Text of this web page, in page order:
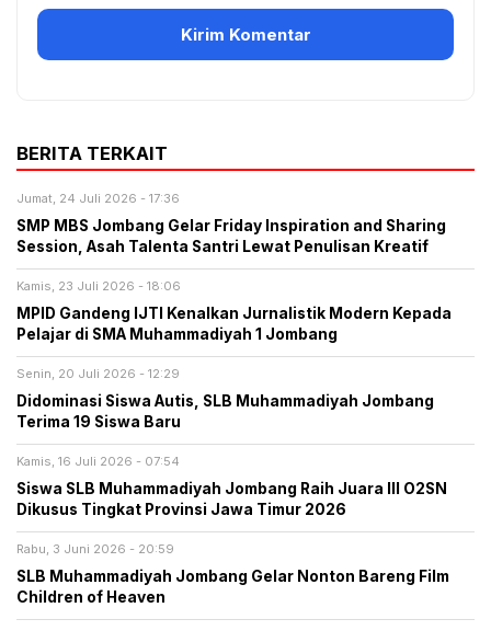
BERITA TERKAIT
Jumat, 24 Juli 2026 - 17:36
SMP MBS Jombang Gelar Friday Inspiration and Sharing
Session, Asah Talenta Santri Lewat Penulisan Kreatif
Kamis, 23 Juli 2026 - 18:06
MPID Gandeng IJTI Kenalkan Jurnalistik Modern Kepada
Pelajar di SMA Muhammadiyah 1 Jombang
Senin, 20 Juli 2026 - 12:29
Didominasi Siswa Autis, SLB Muhammadiyah Jombang
Terima 19 Siswa Baru
Kamis, 16 Juli 2026 - 07:54
Siswa SLB Muhammadiyah Jombang Raih Juara III O2SN
Dikusus Tingkat Provinsi Jawa Timur 2026
Rabu, 3 Juni 2026 - 20:59
SLB Muhammadiyah Jombang Gelar Nonton Bareng Film
Children of Heaven